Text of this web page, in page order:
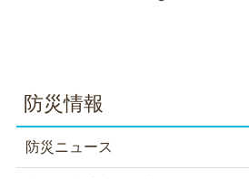
防災情報
防災ニュース